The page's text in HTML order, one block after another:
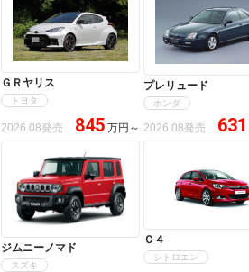
ＧＲヤリス
トヨタ
2026.08発売 845 万円 ～
プレリュード
ホンダ
2026.08発売 631
ジムニーノマド
スズキ
Ｃ４
シトロエン